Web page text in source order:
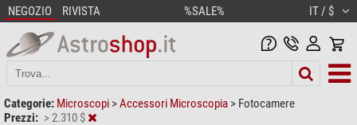
NEGOZIO RIVISTA %SALE% IT / $
Categorie: Microscopi >Accessori Microscopia > Fotocamere
Prezzi: > 2.310 $